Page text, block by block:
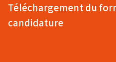
Téléchargement du
candidature